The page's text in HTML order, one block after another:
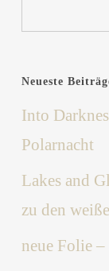
Neueste
Into
Polarnacht
Lakes and
zu den
neue Folie